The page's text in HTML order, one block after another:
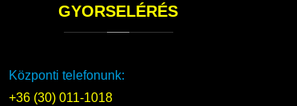
GYORSELÉRÉS
Központi telefonunk:
+36 (30) 011-1018